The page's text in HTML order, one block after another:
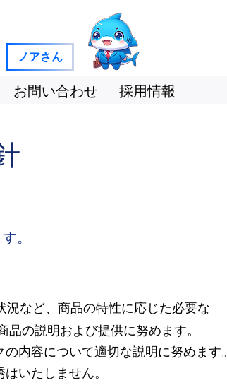
ノアさん
お問い合わせ 採用情報
。
況など、商品の特性に応じた必要な
の説明および提供に努めます。
内容について適切な説明に努めます。
いたしません。